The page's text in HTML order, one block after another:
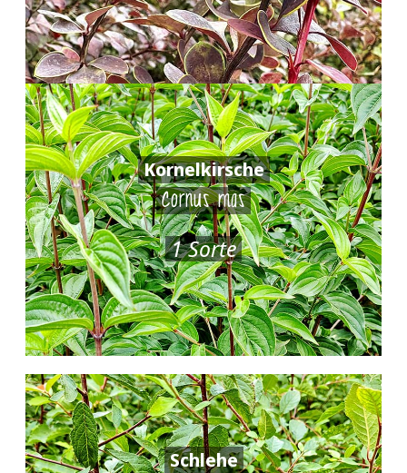
Kornelkirsche
Cornus mas
1 Sorte
Schlehe